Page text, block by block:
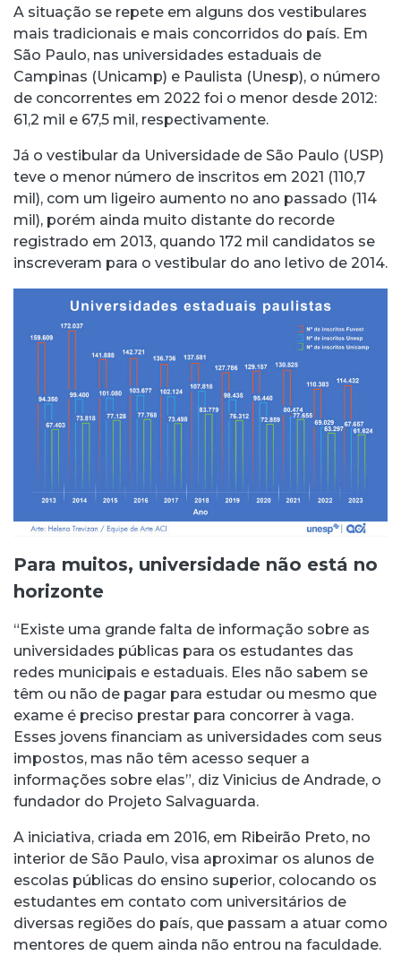
A situação se repete em alguns dos vestibulares
mais tradicionais e mais concorridos do país. Em
São Paulo, nas universidades estaduais de
Campinas (Unicamp) e Paulista (Unesp), o número
de concorrentes em 2022 foi o menor desde 2012:
61,2 mil e 67,5 mil, respectivamente.
Já o vestibular da Universidade de São Paulo (USP)
teve o menor número de inscritos em 2021 (110,7
mil), com um ligeiro aumento no ano passado (114
mil), porém ainda muito distante do recorde
registrado em 2013, quando 172 mil candidatos se
inscreveram para o vestibular do ano letivo de 2014.
Para muitos, universidade não está no
horizonte
“Existe uma grande falta de informação sobre as
universidades públicas para os estudantes das
redes municipais e estaduais. Eles não sabem se
têm ou não de pagar para estudar ou mesmo que
exame é preciso prestar para concorrer à vaga.
Esses jovens financiam as universidades com seus
impostos, mas não têm acesso sequer a
informações sobre elas”, diz Vinicius de Andrade, o
fundador do Projeto Salvaguarda.
A iniciativa, criada em 2016, em Ribeirão Preto, no
interior de São Paulo, visa aproximar os alunos de
escolas públicas do ensino superior, colocando os
estudantes em contato com universitários de
diversas regiões do país, que passam a atuar como
mentores de quem ainda não entrou na faculdade.